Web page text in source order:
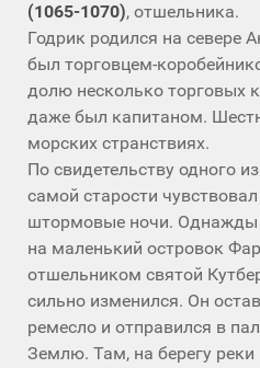
(1065-1070), отшельника.
Годрик родился на севере
был торговцем-
долю несколько торговых
даже был капитаном.
морских странствиях.
По свидетельству одного
самой старости
штормовые ночи. Однажды
на маленький островок
отшельником святой
сильно изменился. Он
ремесло и отправился в
Землю. Там, на берегу